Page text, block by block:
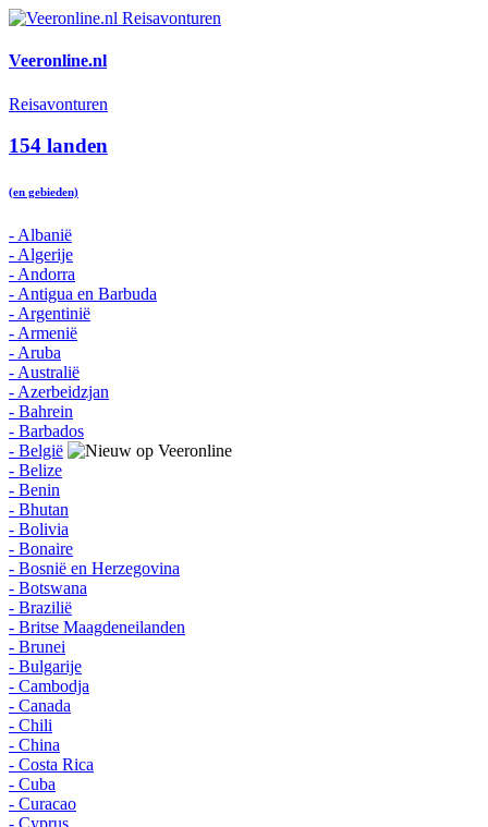
Veeronline.nl
Reisavonturen
154 landen
(en gebieden)
- Albanië
- Algerije
- Andorra
- Antigua en Barbuda
- Argentinië
- Armenië
- Aruba
- Australië
- Azerbeidzjan
- Bahrein
- Barbados
- België
- Belize
- Benin
- Bhutan
- Bolivia
- Bonaire
- Bosnië en Herzegovina
- Botswana
- Brazilië
- Britse Maagdeneilanden
- Brunei
- Bulgarije
- Cambodja
- Canada
- Chili
- China
- Costa Rica
- Cuba
- Curacao